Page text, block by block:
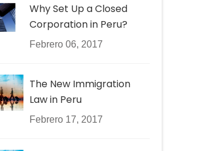
Why Set Up a Closed
Corporation in Peru?
Febrero 06, 2017
The New Immigration
Law in Peru
Febrero 17, 2017